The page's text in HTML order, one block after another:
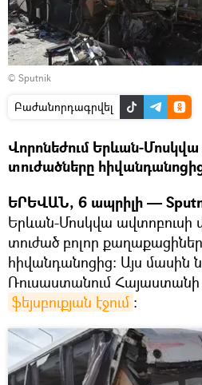
© Sputnik
Բաժանորդագրվել
Վորոնեժում Երևան-
տուժածները հիվանդանոցից
ԵՐԵՎԱՆ, 6 ապրիլի —
Երևան-Մոսկվա ավտոբուսի
տուժած բոլոր
հիվանդանոցից։ Այս մասին
Ռուսաստանում
ֆեյսբուքյան էջում ։